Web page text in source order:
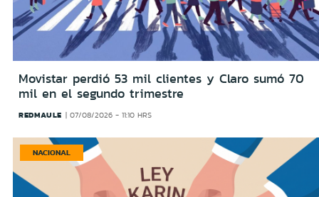
Movistar perdió 53 mil clientes y Claro sumó 70
mil en el segundo trimestre
REDMAULE 07/08/2026 - 11:10 HRS
NACIONAL